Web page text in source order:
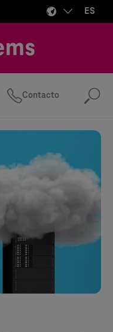
ES
Contacto